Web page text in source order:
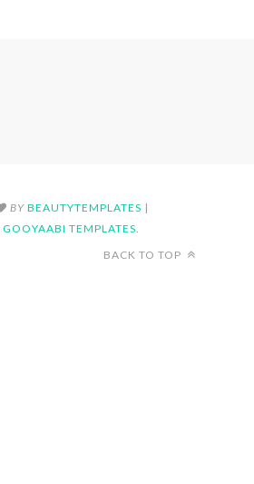
BY BEAUTYTEMPLATES |
GOOYAABI TEMPLATES.
BACK TO TOP